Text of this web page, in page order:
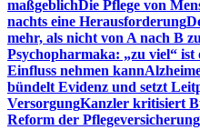
maßgeblichDie Pflege von
nachts eine Herausforderung
mehr, als nicht von A nach B
Psychopharmaka: „zu viel“
Einfluss nehmen kann
bündelt Evidenz und setzt
VersorgungKanzler kritisiert
Reform der Pflegeversicherung